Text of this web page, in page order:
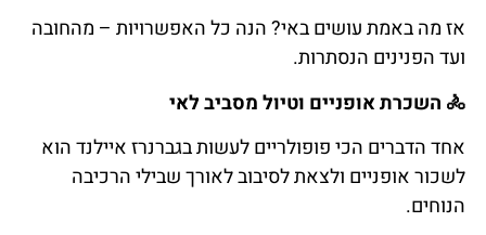
אז מה באמת עושים באי? הנה כל האפשרויות – מהחובה
ועד הפנינים הנסתרות.
🚴 השכרתאופניים וטיולמסביבלאי
אחד הדברים הכי פופולריים לעשות בגברנרז איילנד הוא
לשכור אופניים ולצאת לסיבוב לאורך שבילי הרכיבה
הנוחים.